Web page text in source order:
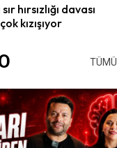
hırsızlığı davası
kızışıyor
TÜMÜ